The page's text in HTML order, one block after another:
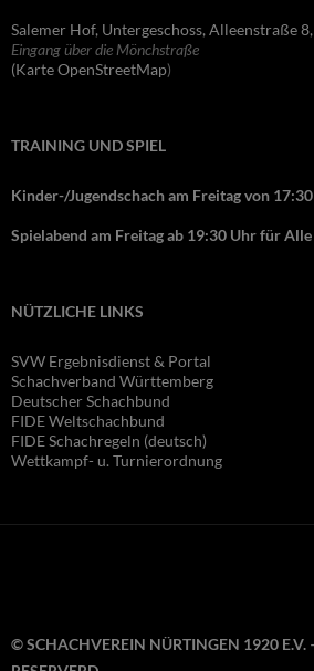
Salemer Hof, Untergeschoss, Alleenstraße
Eingang über die Mönchstraße
(Karte OpenStreetMap)
TRAINING UND SPIEL
Kinder-/Jugendschach am Freitag von
Spielabend am Freitag ab 19:30 Uhr für Alle
NÜTZLICHE LINKS
SVW Ergebnisdienst & Portal
Schachverband Württemberg
Deutscher Schachbund
FIDE Weltschachbund
FIDE Schachregeln (deutsch)
Wettkampf- u. Turnierordnung
© SCHACHVEREIN NÜRTINGEN 1920 E.V.